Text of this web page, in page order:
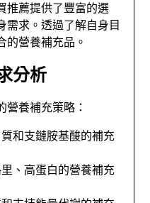
推薦提供了豐富的選
需求。透過了解自身目
的營養補充品。
分析
營養補充策略：
和支鏈胺基酸的補充
、高蛋白的營養補充